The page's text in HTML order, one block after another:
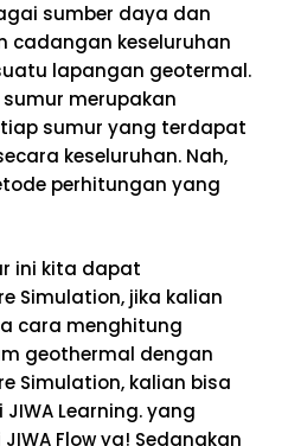
sumber daya dan
cadangan keseluruhan
lapangan geotermal.
merupakan
sumur yang terdapat
keseluruhan. Nah,
perhitungan yang
ini kita dapat
Simulation, jika kalian
cara menghitung
geothermal dengan
Simulation, kalian bisa
Learning. yang
Flow ya! Sedangkan